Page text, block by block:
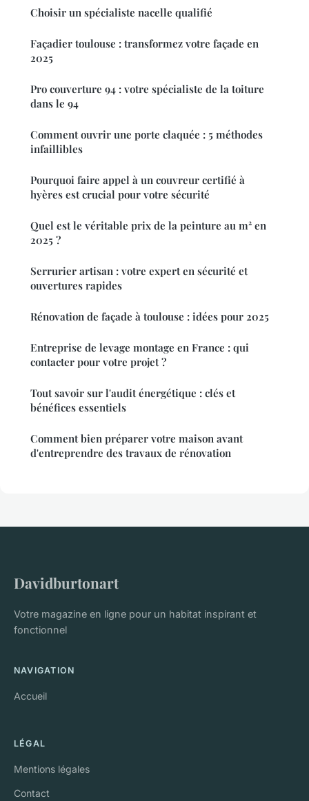
Choisir un spécialiste nacelle qualifié
Façadier toulouse : transformez votre façade en
2025
Pro couverture 94 : votre spécialiste de la toiture
dans le 94
Comment ouvrir une porte claquée : 5 méthodes
infaillibles
Pourquoi faire appel à un couvreur certifié à
hyères est crucial pour votre sécurité
Quel est le véritable prix de la peinture au m² en
2025 ?
Serrurier artisan : votre expert en sécurité et
ouvertures rapides
Rénovation de façade à toulouse : idées pour 2025
Entreprise de levage montage en France : qui
contacter pour votre projet ?
Tout savoir sur l'audit énergétique : clés et
bénéfices essentiels
Comment bien préparer votre maison avant
d'entreprendre des travaux de rénovation
Davidburtonart
Votre magazine en ligne pour un habitat inspirant et
fonctionnel
NAVIGATION
Accueil
LÉGAL
Mentions légales
Contact